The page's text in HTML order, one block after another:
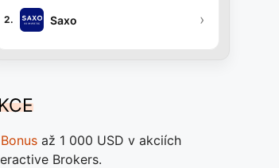
2. Saxo ›
Bonus až 1 000 USD v akciích
Brokers.